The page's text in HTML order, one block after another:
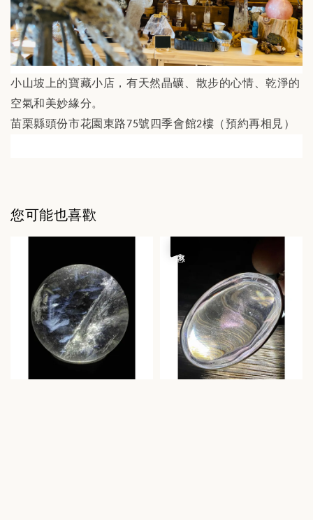
小山坡上的寶藏小店，有天然晶礦、散步的心情、乾淨的
空氣和美妙緣分。
苗栗縣頭份市花園東路 75號四季會館2樓（預約再相見）
您可能也喜歡